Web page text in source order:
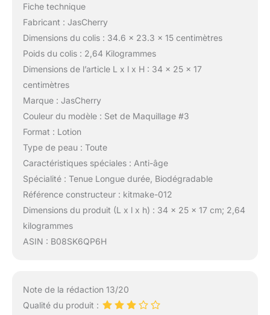
Fiche technique
Fabricant : JasCherry
Dimensions du colis : 34.6 x 23.3 x 15 centimètres
Poids du colis : 2,64 Kilogrammes
Dimensions de l’article L x l x H : 34 x 25 x 17
centimètres
Marque : JasCherry
Couleur du modèle : Set de Maquillage #3
Format : Lotion
Type de peau : Toute
Caractéristiques spéciales : Anti-âge
Spécialité : Tenue Longue durée, Biodégradable
Référence constructeur : kitmake-012
Dimensions du produit (L x l x h) : 34 x 25 x 17 cm; 2,64
kilogrammes
ASIN : B08SK6QP6H
Note de la rédaction 13/20
Qualité du produit :